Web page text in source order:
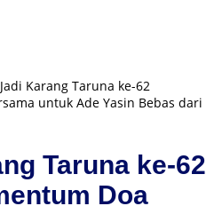
Karang Taruna ke-62
untuk Ade Yasin Bebas dari
Taruna ke-62
Doa